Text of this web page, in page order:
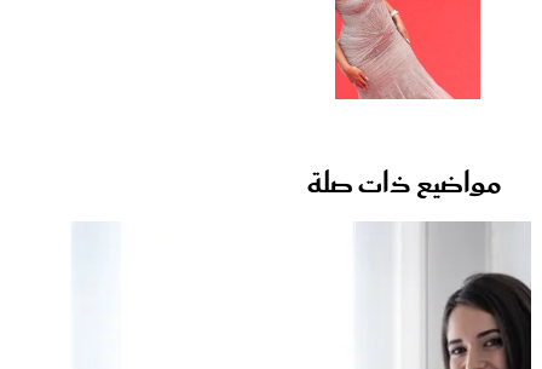
مواضيع ذات صلة